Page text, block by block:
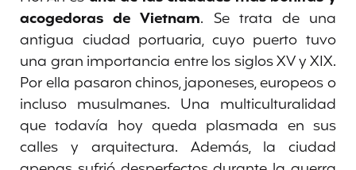
acogedoras de Vietnam. Se trata de una
antigua ciudad portuaria, cuyo puerto tuvo
una gran importancia entre los siglos XV y XIX.
Por ella pasaron chinos, japoneses, europeos o
incluso musulmanes. Una multiculturalidad
que todavía hoy queda plasmada en sus
calles y arquitectura. Además, la ciudad